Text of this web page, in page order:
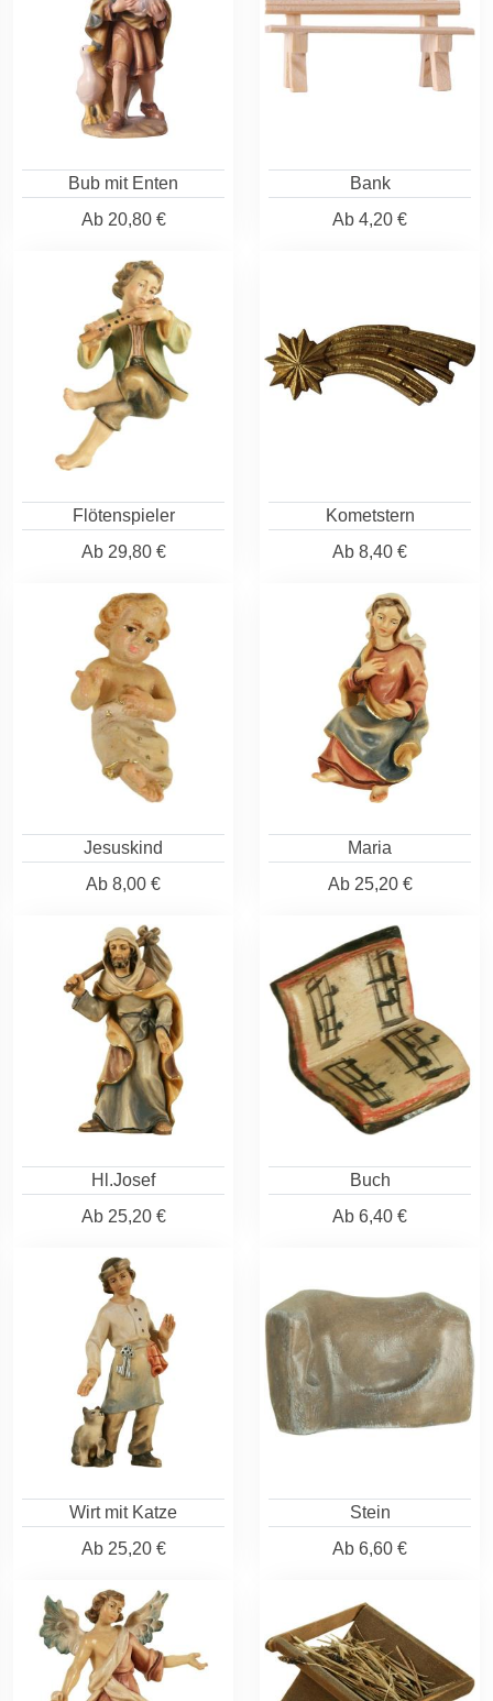
Bub mit Enten
Ab20,80 €
Bank
Ab 4,20 €
Flötenspieler
Ab29,80 €
Kometstern
Ab 8,40 €
Jesuskind
Ab 8,00 €
Maria
Ab25,20 €
Hl.Josef
Ab25,20 €
Buch
Ab 6,40 €
Wirt mit Katze
Ab25,20 €
Stein
Ab 6,60 €